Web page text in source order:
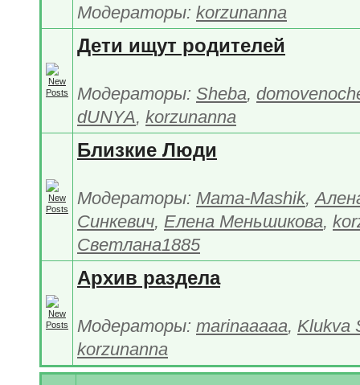
Модераторы: korzunanna
Дети ищут родителей
Модераторы: Sheba,
dUNYA, korzunanna
Близкие Люди
Модераторы: Mama-Mashik,
Синкевич, Елена Меньшикова,
Светлана1885
Архив раздела
Модераторы: marinaaaaa, Klukva
korzunanna